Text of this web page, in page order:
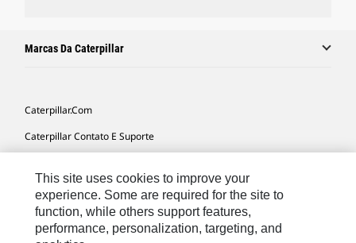
Marcas Da Caterpillar
Caterpillar.com
Caterpillar Contato E Suporte
Mapa Do Local
Cookie Settings
This site uses cookies to improve your
experience. Some are required for the site to
function, while others support features,
performance, personalization, targeting, and